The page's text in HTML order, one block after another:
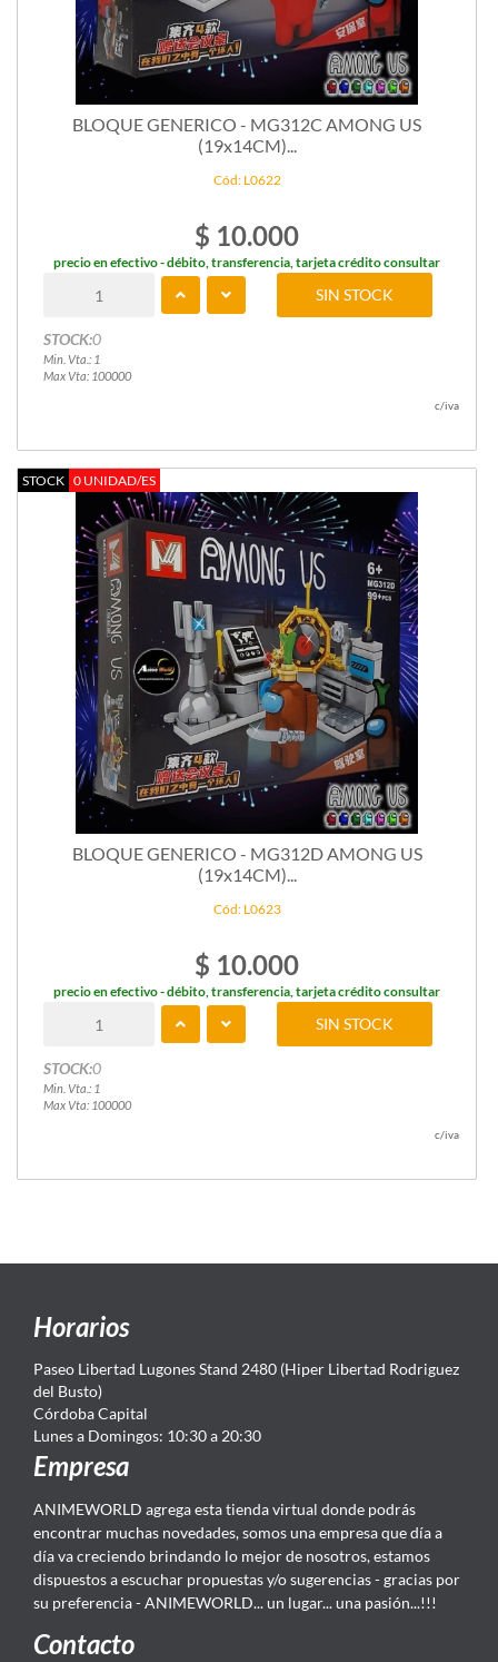
BLOQUE GENERICO - MG312C AMONG US
(19x14CM)...
Cód: L0622
$ 10.000
precio en efectivo - débito, transferencia, tarjeta crédito consultar
STOCK:0
Min. Vta.: 1
Max Vta: 100000
SIN STOCK
c/iva
STOCK 0 UNIDAD/ES
BLOQUE GENERICO - MG312D AMONG US
(19x14CM)...
Cód: L0623
$ 10.000
precio en efectivo - débito, transferencia, tarjeta crédito consultar
STOCK:0
Min. Vta.: 1
Max Vta: 100000
SIN STOCK
c/iva
Horarios
Paseo Libertad Lugones Stand 2480 (Hiper Libertad Rodriguez
del Busto)
Córdoba Capital
Lunes a Domingos: 10:30 a 20:30
Empresa
ANIMEWORLD agrega esta tienda virtual donde podrás
encontrar muchas novedades, somos una empresa que día a
día va creciendo brindando lo mejor de nosotros, estamos
dispuestos a escuchar propuestas y/o sugerencias - gracias por
su preferencia - ANIMEWORLD... un lugar... una pasión...!!!
Contacto